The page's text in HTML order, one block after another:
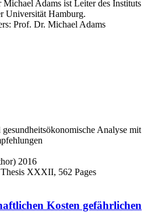
Michael Adams ist Leiter des Instituts
Universität Hamburg.
Prof. Dr. Michael Adams
Analyse mit
2016
XXXII, 562 Pages
Kosten gefährlichen